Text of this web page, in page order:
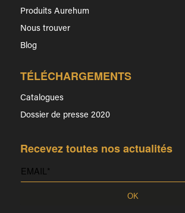
Produits Aurehum
Nous trouver
Blog
TÉLÉCHARGEMENTS
Catalogues
Dossier de presse 2020
Recevez toutes nos actualités